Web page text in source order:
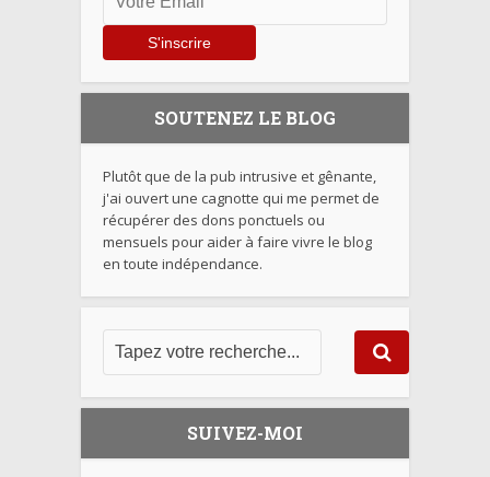
SOUTENEZ LE BLOG
Plutôt que de la pub intrusive et gênante,
j'ai ouvert une cagnotte qui me permet de
récupérer des dons ponctuels ou
mensuels pour aider à faire vivre le blog
en toute indépendance.
SUIVEZ-MOI